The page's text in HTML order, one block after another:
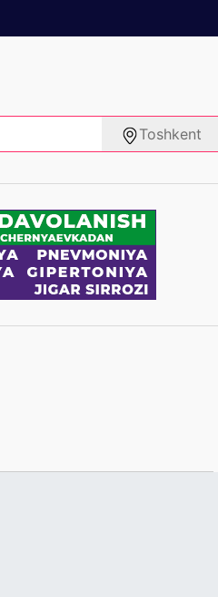
Toshkent